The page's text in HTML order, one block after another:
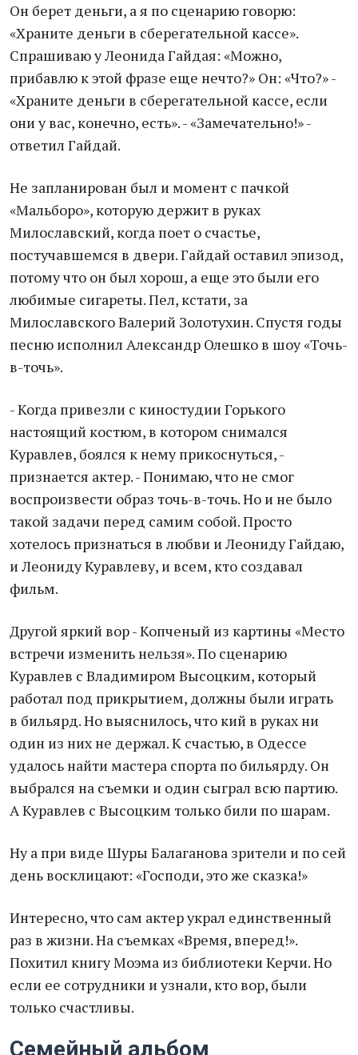
Он берет деньги, а я по сценарию говорю:
«Храните деньги в сберегательной кассе».
Спрашиваю у Леонида Гайдая: «Можно,
прибавлю к этой фразе еще нечто?» Он: «Что?» -
«Храните деньги в сберегательной кассе, если
они у вас, конечно, есть». - «Замечательно!» -
ответил Гайдай.
Не запланирован был и момент с пачкой
«Мальборо», которую держит в руках
Милославский, когда поет о счастье,
постучавшемся в двери. Гайдай оставил эпизод,
потому что он был хорош, а еще это были его
любимые сигареты. Пел, кстати, за
Милославского Валерий Золотухин. Спустя годы
песню исполнил Александр Олешко в шоу «Точь-
в-точь».
- Когда привезли с киностудии Горького
настоящий костюм, в котором снимался
Куравлев, боялся к нему прикоснуться, -
признается актер. - Понимаю, что не смог
воспроизвести образ точь-в-точь. Но и не было
такой задачи перед самим собой. Просто
хотелось признаться в любви и Леониду Гайдаю,
и Леониду Куравлеву, и всем, кто создавал
фильм.
Другой яркий вор - Копченый из картины «Место
встречи изменить нельзя». По сценарию
Куравлев с Владимиром Высоцким, который
работал под прикрытием, должны были играть
в бильярд. Но выяснилось, что кий в руках ни
один из них не держал. К счастью, в Одессе
удалось найти мастера спорта по бильярду. Он
выбрался на съемки и один сыграл всю партию.
А Куравлев с Высоцким только били по шарам.
Ну а при виде Шуры Балаганова зрители и по сей
день восклицают: «Господи, это же сказка!»
Интересно, что сам актер украл единственный
раз в жизни. На съемках «Время, вперед!».
Похитил книгу Моэма из библиотеки Керчи. Но
если ее сотрудники и узнали, кто вор, были
только счастливы.
Семейный альбом